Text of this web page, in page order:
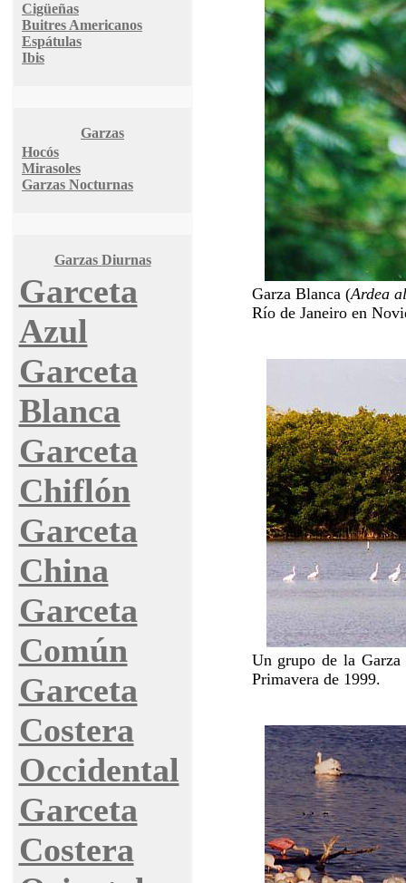
Cigüeñas
Buitres Americanos
Espátulas
Ibis
Garzas
Hocós
Mirasoles
Garzas Nocturnas
Garzas Diurnas
Garceta
Azul
Garceta
Blanca
Garceta
Chiflón
Garceta
China
Garceta
Común
Garceta
Costera
Occidental
Garceta
Costera
Garza Blanca (Ardea
Río de Janeiro en
Un grupo de la
Primavera de 1999.